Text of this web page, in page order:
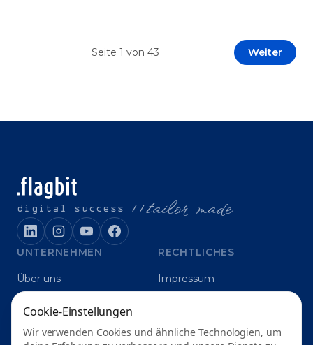
Prototypen entwickeln und interne Skepsis
abbauen. Der zentrale Begriff dieses Beitrags ist
Seite 1 von 43 Weiter
digital success //tailor-made
UNTERNEHMEN
Über uns
RECHTLICHES
Impressum
Cookie-Einstellungen
Wir verwenden Cookies und ähnliche Technologien, um